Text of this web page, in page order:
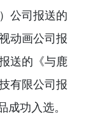
公司报送的
动画公司报
送的《与鹿
有限公司报
功入选。